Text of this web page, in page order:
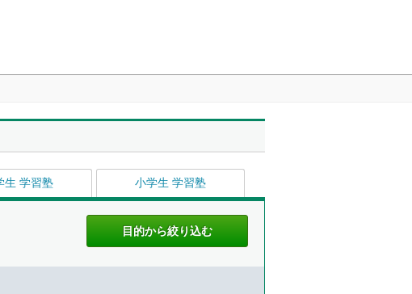
生 学習塾 小学生 学習塾